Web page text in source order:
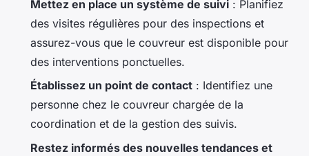
Mettez en place un système de suivi : Planifiez
des visites régulières pour des inspections et
assurez-vous que le couvreur est disponible pour
des interventions ponctuelles.
Établissez un point de contact : Identifiez une
personne chez le couvreur chargée de la
coordination et de la gestion des suivis.
Restez informés des nouvelles tendances et